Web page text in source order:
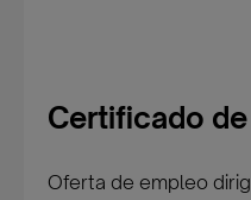
Certificado
Oferta de empleo